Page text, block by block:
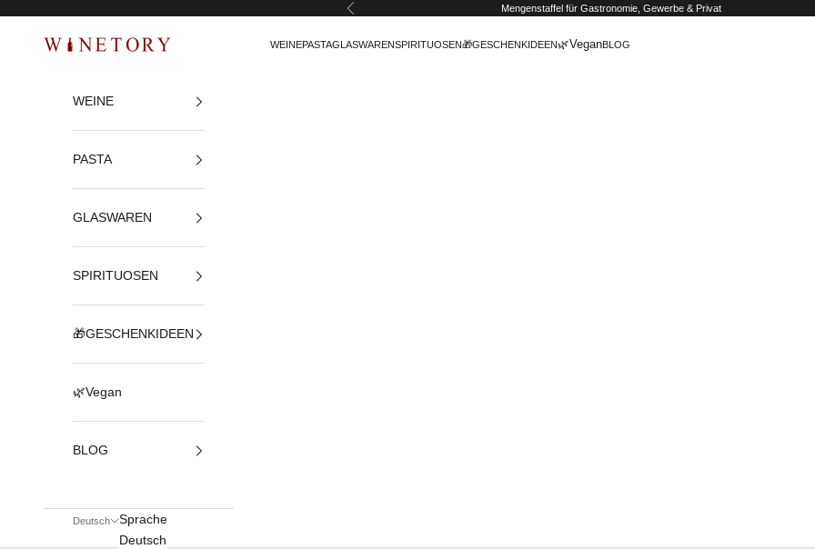
Zurück Mengenstaffel für Gastronomie, Gewerbe & Privat
WINETORY WEINEPASTAGLASWARENSPIRITUOSEN🎁GESCHENKIDEEN🌿VeganBLOG
WEINE
PASTA
GLASWAREN
SPIRITUOSEN
🎁GESCHENKIDEEN
🌿Vegan
BLOG
Deutsch
Sprache
Deutsch